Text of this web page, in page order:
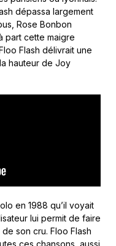
dépassa largement
Rose Bonbon
part cette maigre
Flash délivrait une
hauteur de Joy
en 1988 qu’il voyait
lui permit de faire
son cru. Floo Flash
ces chansons, aussi